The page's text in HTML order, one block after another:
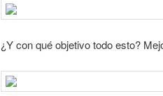
¿Y con qué objetivo todo esto?